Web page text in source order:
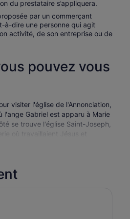
du prestataire s’appliquera.
par un commerçant
à-dire une personne qui agit
activité, de son entreprise ou de
pouvez vous
visiter l'église de l'Annonciation,
l'ange Gabriel est apparu à Marie
se trouve l'église Saint-Joseph,
où travaillaient Jésus et
grecque de Saint-Gabriel et le
offrant une vue
de Jezreel, se trouve le Mont